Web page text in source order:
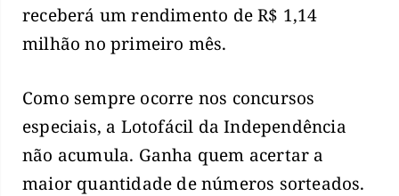
receberá um rendimento de R$ 1,14
milhão no primeiro mês.
Como sempre ocorre nos concursos
especiais, a Lotofácil da Independência
não acumula. Ganha quem acertar a
maior quantidade de números sorteados.